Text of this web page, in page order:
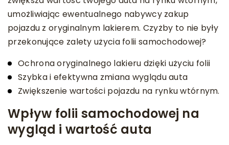
umożliwiając ewentualnego nabywcy zakup
pojazdu z oryginalnym lakierem. Czyżby to nie były
przekonujące zalety użycia folii samochodowej?
Ochrona oryginalnego lakieru dzięki użyciu folii
Szybka i efektywna zmiana wyglądu auta
Zwiększenie wartości pojazdu na rynku wtórnym.
Wpływ folii samochodowej na
wygląd i wartość auta